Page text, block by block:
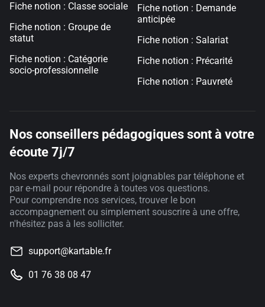
Fiche notion : Classe sociale
Fiche notion : Groupe de
statut
Fiche notion : Catégorie
socio-professionnelle
Fiche notion : Demande
anticipée
Fiche notion : Salariat
Fiche notion : Précarité
Fiche notion : Pauvreté
Nos conseillers pédagogiques sont à votre
écoute 7j/7
Nos experts chevronnés sont joignables par téléphone et
par e-mail pour répondre à toutes vos questions.
Pour comprendre nos services, trouver le bon
accompagnement ou simplement souscrire à une offre,
n'hésitez pas à les solliciter.
support@kartable.fr
01 76 38 08 47